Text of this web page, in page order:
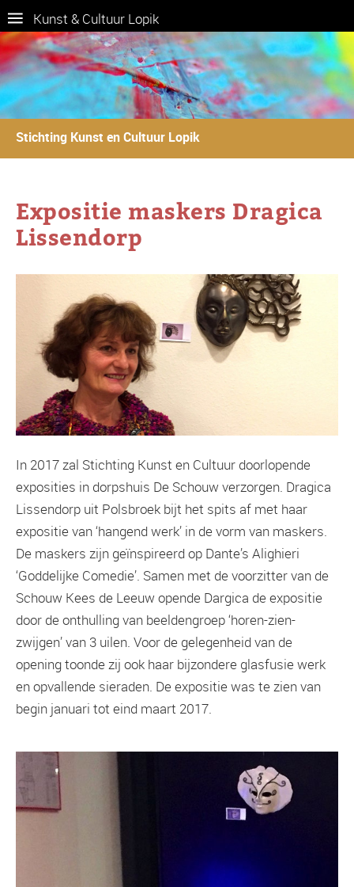
Kunst & Cultuur Lopik
Stichting Kunst en Cultuur Lopik
Expositie maskers Dragica
Lissendorp
In 2017 zal Stichting Kunst en Cultuur doorlopende
exposities in dorpshuis De Schouw verzorgen. Dragica
Lissendorp uit Polsbroek bijt het spits af met haar
expositie van ‘hangend werk’ in de vorm van maskers.
De maskers zijn geïnspireerd op Dante’s Alighieri
‘Goddelijke Comedie’. Samen met de voorzitter van de
Schouw Kees de Leeuw opende Dargica de expositie
door de onthulling van beeldengroep ‘horen-zien-
zwijgen’ van 3 uilen. Voor de gelegenheid van de
opening toonde zij ook haar bijzondere glasfusie werk
en opvallende sieraden. De expositie was te zien van
begin januari tot eind maart 2017.